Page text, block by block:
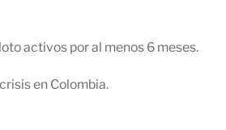
activos por al menos 6 meses.
en Colombia.